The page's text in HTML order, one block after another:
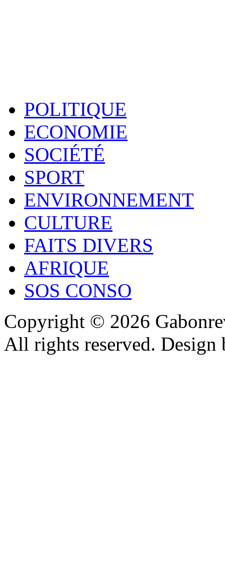
POLITIQUE
ECONOMIE
SOCIÉTÉ
SPORT
ENVIRONNEMENT
CULTURE
FAITS DIVERS
AFRIQUE
SOS CONSO
Copyright © 2026
All rights reserved.